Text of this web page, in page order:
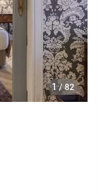
1 / 82